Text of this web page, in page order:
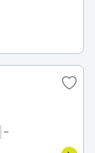
－